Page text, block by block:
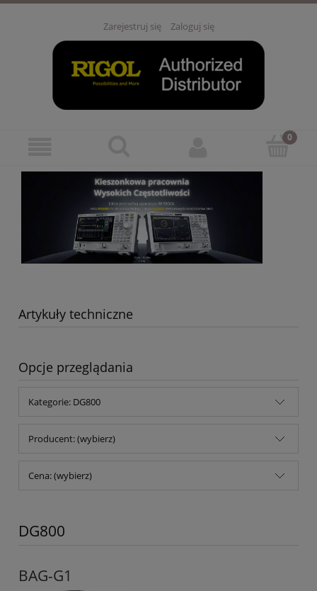
Zarejestruj się Zaloguj się
Artykuły techniczne
Opcje przeglądania
Kategorie: DG800
Producent: (wybierz)
Cena: (wybierz)
DG800
BAG-G1